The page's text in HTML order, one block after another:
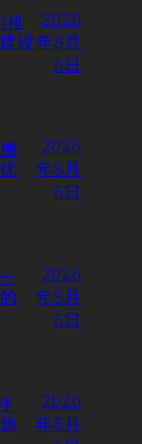
推
设
2026
年8月
6日
2026
年8月
6日
2026
年8月
6日
2026
年8月